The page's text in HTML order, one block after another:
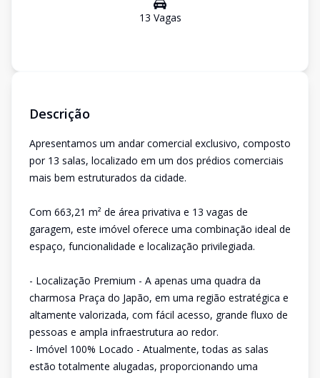
13 Vagas
Descrição
Apresentamos um andar comercial exclusivo, composto
por 13 salas, localizado em um dos prédios comerciais
mais bem estruturados da cidade.
Com 663,21 m² de área privativa e 13 vagas de
garagem, este imóvel oferece uma combinação ideal de
espaço, funcionalidade e localização privilegiada.
- Localização Premium - A apenas uma quadra da
charmosa Praça do Japão, em uma região estratégica e
altamente valorizada, com fácil acesso, grande fluxo de
pessoas e ampla infraestrutura ao redor.
- Imóvel 100% Locado - Atualmente, todas as salas
estão totalmente alugadas, proporcionando uma